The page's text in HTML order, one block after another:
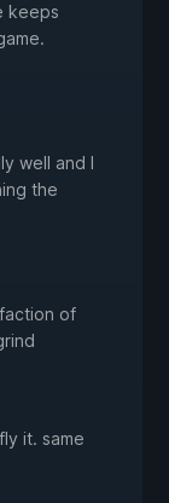
keeps
well and I
the
of
it. same